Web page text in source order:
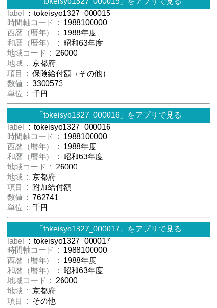
label
: tokeisyo1327_000015
時間軸コード
: 1988100000
西暦（暦年）
: 1988年度
和暦（暦年）
: 昭和63年度
地域コード
: 26000
地域 : 京都府
項目
: 保険給付額（その他）
数値 : 3300573
単位 : 千円
「tokeisyo1327_000016」をアプリで見る
label
: tokeisyo1327_000016
時間軸コード
: 1988100000
西暦（暦年）
: 1988年度
和暦（暦年）
: 昭和63年度
地域コード
: 26000
地域 : 京都府
項目
: 附加給付額
数値 : 762741
単位 : 千円
「tokeisyo1327_000017」をアプリで見る
label
: tokeisyo1327_000017
時間軸コード
: 1988100000
西暦（暦年）
: 1988年度
和暦（暦年）
: 昭和63年度
地域コード
: 26000
地域 : 京都府
項目
: その他